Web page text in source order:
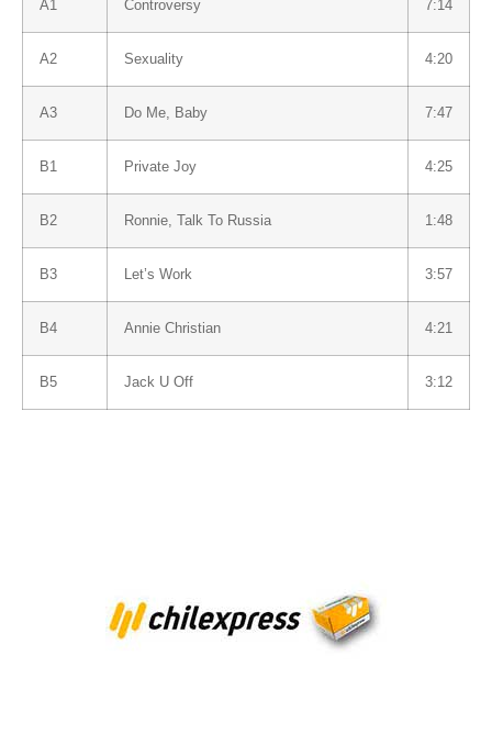
A1 Controversy 7:14
A2 Sexuality 4:20
A3 Do Me, Baby 7:47
B1 Private Joy 4:25
B2 Ronnie, Talk To Russia 1:48
B3 Let’s Work 3:57
B4 Annie Christian 4:21
B5 Jack U Off 3:12